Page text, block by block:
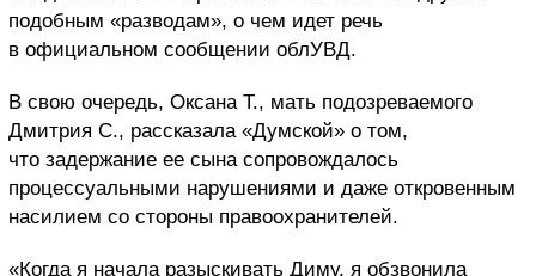
подобным «разводам», о чем идет речь
в официальном сообщении облУВД.
В свою очередь, Оксана Т., мать подозреваемого
Дмитрия С., рассказала «Думской» о том,
что задержание ее сына сопровождалось
процессуальными нарушениями и даже откровенным
насилием со стороны правоохранителей.
«Когда я начала разыскивать Диму, я обзвонила